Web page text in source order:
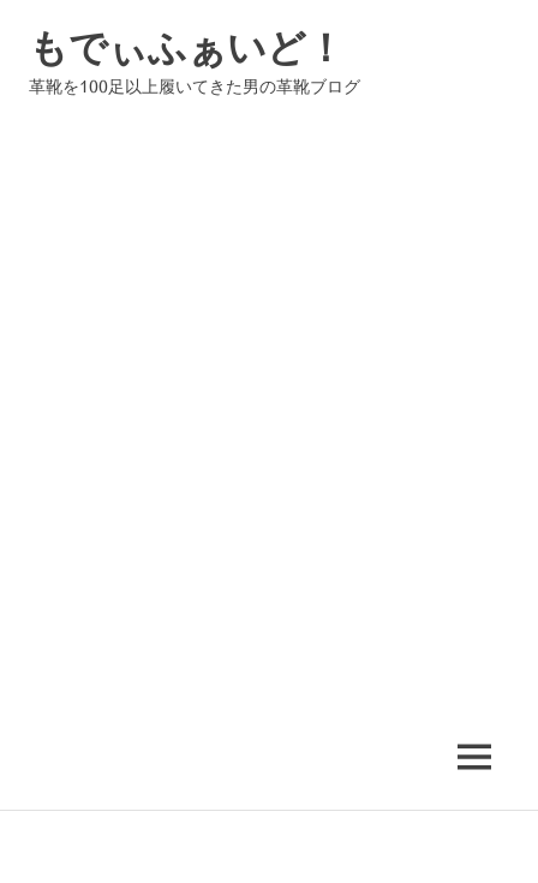
もでぃふぁいど！
革靴を100足以上履いてきた男の革靴ブログ
MENU